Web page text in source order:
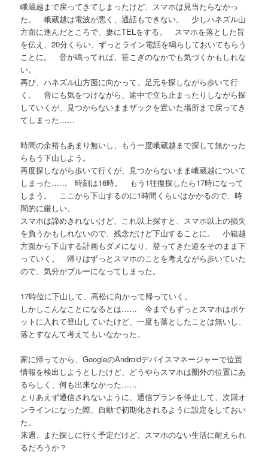
峨蔵越まで戻ってきてしまったけど、スマホは見当たらなかっ
た。 峨蔵越は電波が悪く、通話もできない。 少しハネズル山
方面に進んだところで、妻にTELをする。 スマホを落とした旨
を伝え、20分くらい、ずっとライン電話を鳴らしておいてもらう
ことに。 音が鳴ってれば、笹こぎのなかでも気づくかもしれな
い。
再び、ハネズル山方面に向かって、足元を探しながら歩いて行
く。 音にも気をつけながら、途中で立ち止まったりしながら探
していくが、見つからないままザックを置いた場所まで戻ってき
てしまった……
時間の余裕もあまり無いし、もう一度峨蔵越まで探して無かった
らもう下山しよう。
再度探しながら歩いて行くが、見つからないまま峨蔵越について
しまった…… 時刻は16時。 もう1往復探したら17時になって
しまう。 ここから下山するのに1時間くらいはかかるので、時
間的に厳しい。
スマホは諦めきれないけど、これ以上探すと、スマホ以上の損失
を負うかもしれないので、残念だけど下山することに。 小箱越
方面から下山する計画もダメになり、登ってきた道をそのまま下
っていく。 帰りはずっとスマホのことを考えながら歩いていた
ので、気分がブルーになってしまった。
17時位に下山して、高松に向かって帰っていく。
しかしこんなことになるとは…… 今までもずっとスマホはポケ
ットに入れて登山していたけど、一度も落としたことは無いし、
落とすなんて考えてもいなかった。
家に帰ってから、GoogleのAndroidデバイスマネージャーで位置
情報を検出しようとしたけど、どうやらスマホは圏外の位置にあ
るらしく、何も出来なかった……
とりあえず通信されないように、通信プランを停止して、次回オ
ンラインになった際、自動で初期化されるように設定をしておい
た。
来週、また探しに行く予定だけど、スマホのない生活に耐えられ
るだろうか？